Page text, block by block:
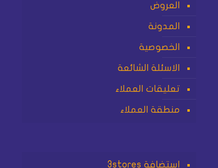
العروض
المدونة
الخصوصية
الاسئلة الشائعة
تعليقات العملاء
منطقة العملاء
استضافة 3stores